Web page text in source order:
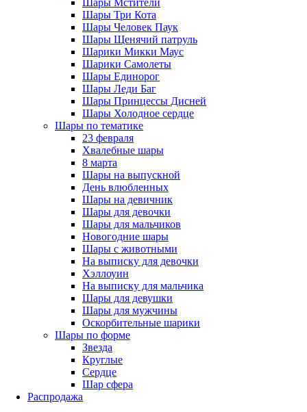
Шары Три Кота
Шары Человек Паук
Шары Щенячий патруль
Шарики Микки Маус
Шарики Самолеты
Шары Единорог
Шары Леди Баг
Шары Принцессы Дисней
Шары Холодное сердце
Шары по тематике
23 февраля
Хвалебные шары
8 марта
Шары на выпускной
День влюбленных
Шары на девичник
Шары для девочки
Шары для мальчиков
Новогодние шары
Шары с животными
На выписку для девочки
Хэллоуин
На выписку для мальчика
Шары для девушки
Шары для мужчины
Оскорбительные шарики
Шары по форме
Звезда
Круглые
Сердце
Шар сфера
Распродажа